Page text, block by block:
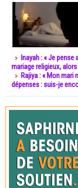
Inayah : « Je
mariage religieux,
Rajiya : « Mon mari
dépenses : suis-je